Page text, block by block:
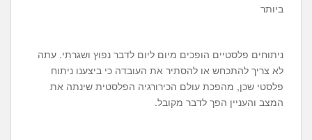
ביותר
ניתוחים פלסטיים הופכים מיום ליום לדבר נפוץ ושגרתי. עתה
לא צריך להתכחש או להסתיר את העובדה כי ביצענו ניתוח
פלסטי שכן, מהפכת עולם הכירורגיה הפלסטית שינתה את
המצב והעניין הפך לדבר מקובל.